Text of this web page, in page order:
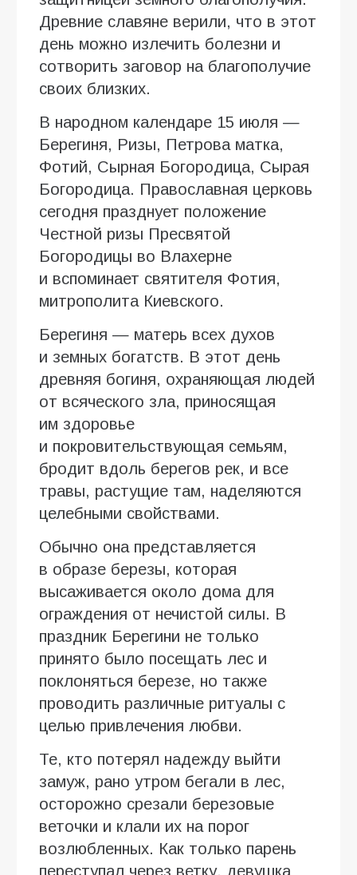
Древние славяне верили, что в этот
день можно излечить болезни и
сотворить заговор на благополучие
своих близких.
В народном календаре 15 июля —
Берегиня, Ризы, Петрова матка,
Фотий, Сырная Богородица, Сырая
Богородица. Православная церковь
сегодня празднует положение
Честной ризы Пресвятой
Богородицы во Влахерне
и вспоминает святителя Фотия,
митрополита Киевского.
Берегиня — матерь всех духов
и земных богатств. В этот день
древняя богиня, охраняющая людей
от всяческого зла, приносящая
им здоровье
и покровительствующая семьям,
бродит вдоль берегов рек, и все
травы, растущие там, наделяются
целебными свойствами.
Обычно она представляется
в образе березы, которая
высаживается около дома для
ограждения от нечистой силы. В
праздник Берегини не только
принято было посещать лес и
поклоняться березе, но также
проводить различные ритуалы с
целью привлечения любви.
Те, кто потерял надежду выйти
замуж, рано утром бегали в лес,
осторожно срезали березовые
веточки и клали их на порог
возлюбленных. Как только парень
переступал через ветку, девушка